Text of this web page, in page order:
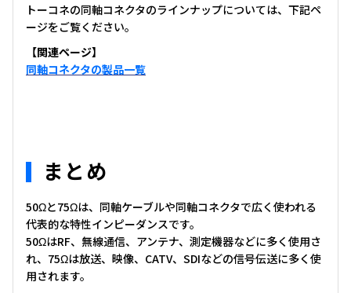
トーコネの同軸コネクタのラインナップについては、下記ペ
ージをご覧ください。
【関連ページ】
同軸コネクタの製品一覧
まとめ
50Ωと75Ωは、同軸ケーブルや同軸コネクタで広く使われる
代表的な特性インピーダンスです。
50ΩはRF、無線通信、アンテナ、測定機器などに多く使用さ
れ、75Ωは放送、映像、CATV、SDIなどの信号伝送に多く使
用されます。